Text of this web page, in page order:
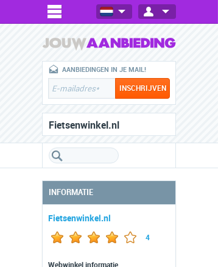
AANBIEDINGEN IN JE MAIL!
Fietsenwinkel.nl
INFORMATIE
Fietsenwinkel.nl
4
Webwinkel informatie